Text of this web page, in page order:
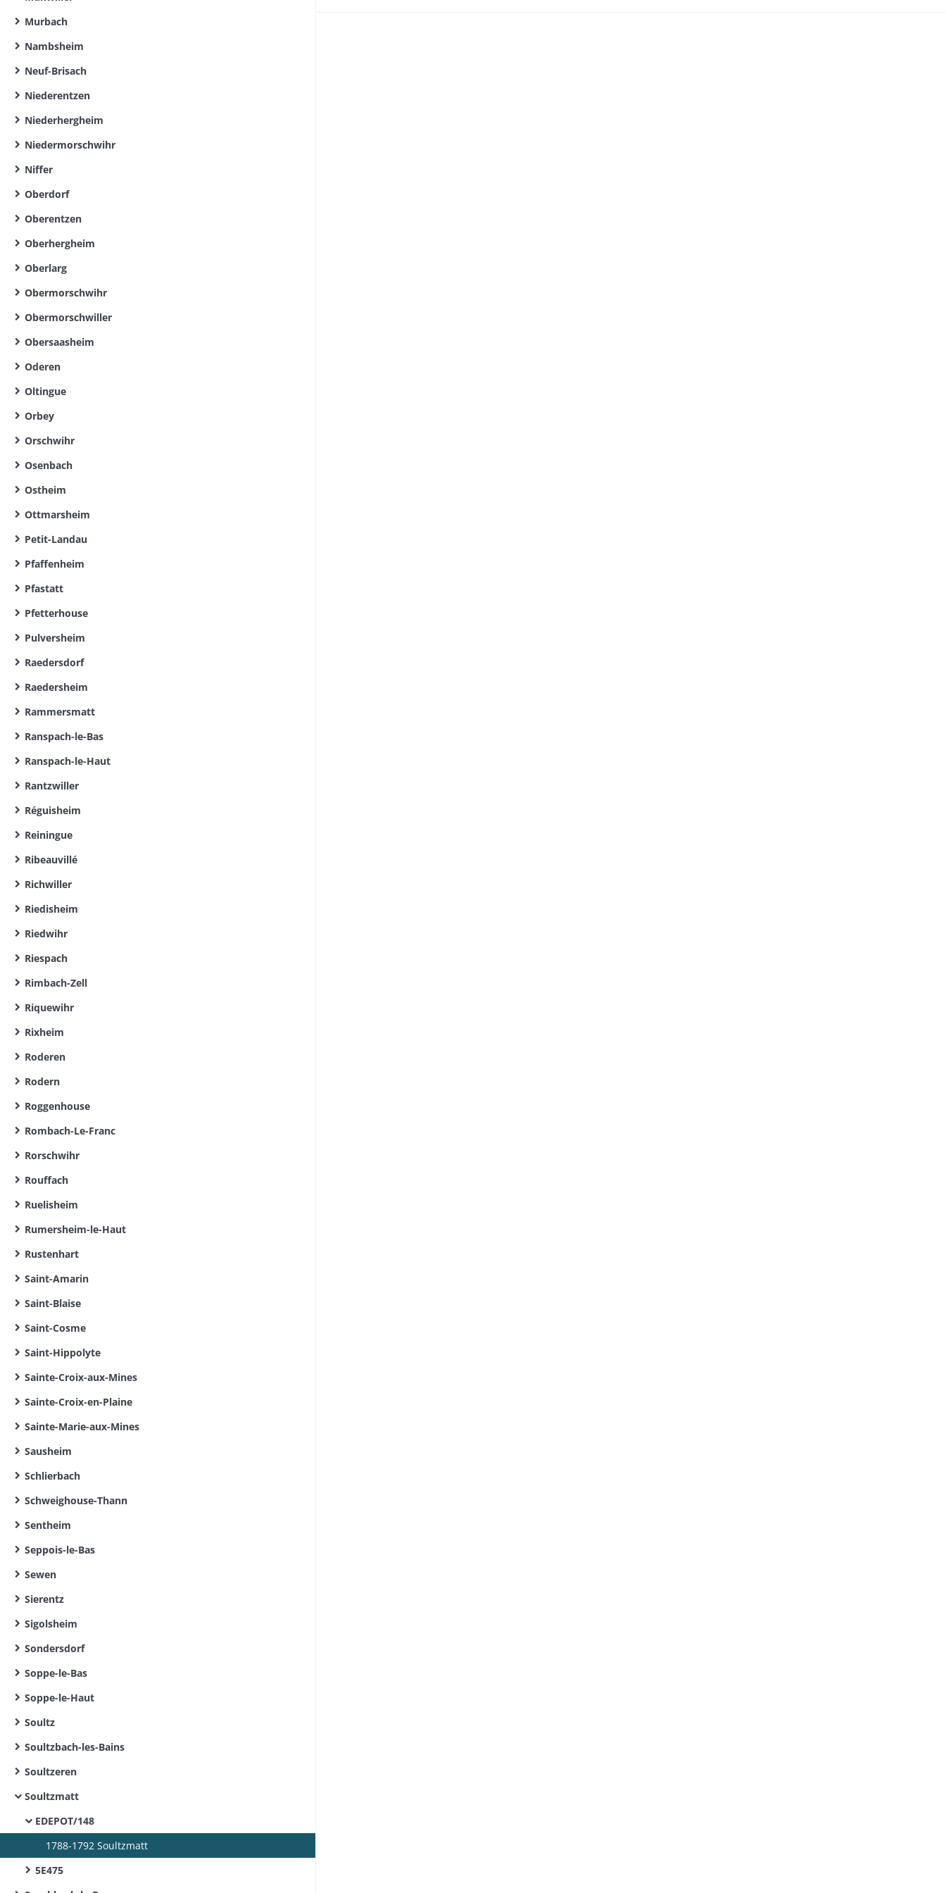
Murbach
Nambsheim
Neuf-Brisach
Niederentzen
Niederhergheim
Niedermorschwihr
Niffer
Oberdorf
Oberentzen
Oberhergheim
Oberlarg
Obermorschwihr
Obermorschwiller
Obersaasheim
Oderen
Oltingue
Orbey
Orschwihr
Osenbach
Ostheim
Ottmarsheim
Petit-Landau
Pfaffenheim
Pfastatt
Pfetterhouse
Pulversheim
Raedersdorf
Raedersheim
Rammersmatt
Ranspach-le-Bas
Ranspach-le-Haut
Rantzwiller
Réguisheim
Reiningue
Ribeauvillé
Richwiller
Riedisheim
Riedwihr
Riespach
Rimbach-Zell
Riquewihr
Rixheim
Roderen
Rodern
Roggenhouse
Rombach-Le-Franc
Rorschwihr
Rouffach
Ruelisheim
Rumersheim-le-Haut
Rustenhart
Saint-Amarin
Saint-Blaise
Saint-Cosme
Saint-Hippolyte
Sainte-Croix-aux-Mines
Sainte-Croix-en-Plaine
Sainte-Marie-aux-Mines
Sausheim
Schlierbach
Schweighouse-Thann
Sentheim
Seppois-le-Bas
Sewen
Sierentz
Sigolsheim
Sondersdorf
Soppe-le-Bas
Soppe-le-Haut
Soultz
Soultzbach-les-Bains
Soultzeren
Soultzmatt
EDEPOT/148
1788-1792 Soultzmatt
5E475